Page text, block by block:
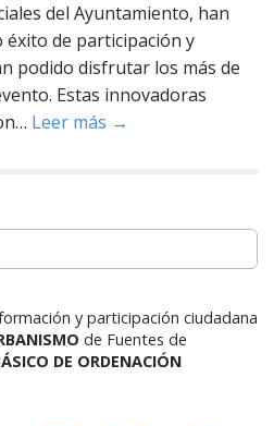
del Ayuntamiento, han
de participación y
podido disfrutar los más de
Estas innovadoras
Leer más →
y participación ciudadana
de Fuentes de
DE ORDENACIÓN